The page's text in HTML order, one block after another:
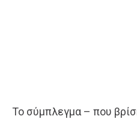
Το σύμπλεγμα – που